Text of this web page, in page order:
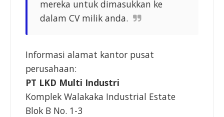
mereka untuk dimasukkan ke
dalam CV milik anda.
Informasi alamat kantor pusat
perusahaan:
PT LKD Multi Industri
Komplek Walakaka Industrial Estate
Blok B No. 1-3